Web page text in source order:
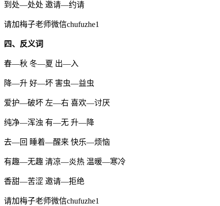
到处—处处 邀请—约请
请加梅子老师微信chufuzhe1
四、反义词
春—秋 冬—夏 出—入
降—升 好—坏 害虫—益虫
爱护—破坏 左—右 喜欢—讨厌
纯净—浑浊 有—无 升—降
去—回 睡着—醒来 快乐—烦恼
有趣—无趣 清凉—炎热 温暖—寒冷
香甜—苦涩 邀请—拒绝
请加梅子老师微信chufuzhe1